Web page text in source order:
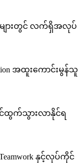
န်းများတွင် လက်ရှိအလုပ်
အထူးကောင်းမွန်သူ
င်ထွက်သွားလာနိုင်ရ
နှင့်လုပ်ကိုင်